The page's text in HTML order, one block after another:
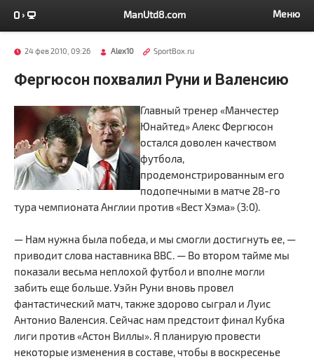
ManUtd8.com Меню
24 фев 2010, 09:26 Alex10 SportBox.ru
Фергюсон похвалил Руни и Валенсию
Главный тренер «Манчестер
Юнайтед» Алекс Фергюсон
остался доволен качеством
футбола,
продемонстрированным его
подопечными в матче 28-го
тура чемпионата Англии против «Вест Хэма» (3:0).
— Нам нужна была победа, и мы смогли достигнуть ее, —
приводит слова наставника BBC. — Во втором тайме мы
показали весьма неплохой футбол и вполне могли
забить еще больше. Уэйн Руни вновь провел
фантастический матч, также здорово сыграл и Луис
Антонио Валенсия. Сейчас нам предстоит финал Кубка
лиги против «Астон Виллы». Я планирую провести
некоторые изменения в составе, чтобы в воскресенье